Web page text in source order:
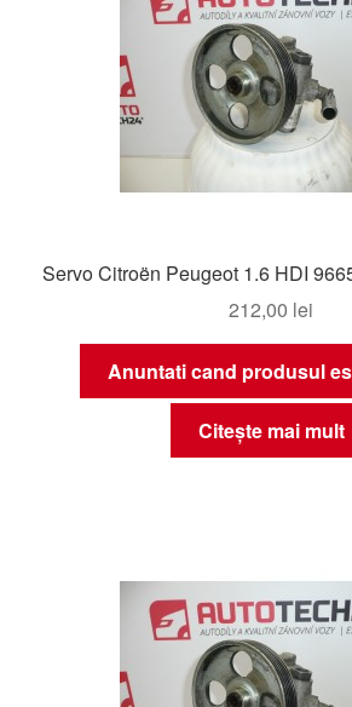
Servo Citroën Peugeot 1.6 HDI
212,00 lei
Anuntati cand produsul
Citește mai mult